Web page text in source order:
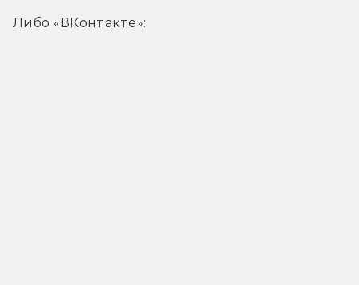
Либо «ВКонтакте»: